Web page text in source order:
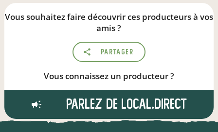
Vous souhaitez faire découvrir ces producteurs à vos
amis ?
Partager
Vous connaissez un producteur ?
Parlez de local.direct